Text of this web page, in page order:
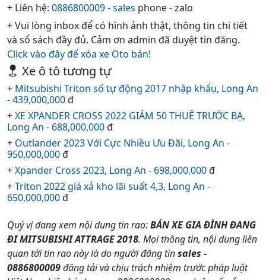
+ Liên hệ: 0886800009 - sales phone - zalo
+ Vui lòng inbox để có hình ảnh thật, thông tin chi tiết
và sổ sách đầy đủ. Cảm ơn admin đã duyệt tin đăng.
Click vào đây để xóa xe Oto bán!
Xe ô tô tương tự
+ Mitsubishi Triton số tự động 2017 nhập khẩu, Long An
- 439,000,000đ
+XE XPANDER CROSS 2022 GIẢM 50 THUẾ TRƯỚC BẠ,
Long An - 688,000,000đ
+ Outlander 2023 Với Cực Nhiều Ưu Đãi, Long An -
950,000,000đ
+Xpander Cross 2023, Long An - 698,000,000đ
+Triton 2022 giá xả kho lãi suất 4,3, Long An -
650,000,000đ
Quý vị đang xem nội dung tin rao:BÁN XE GIA ĐÌNH ĐANG
ĐI MITSUBISHI ATTRAGE 2018. Mọi thông tin, nội dung liên
quan tới tin rao này là do người đăng tinsales -
0886800009đăng tải và chịu trách nhiệm trước pháp luật